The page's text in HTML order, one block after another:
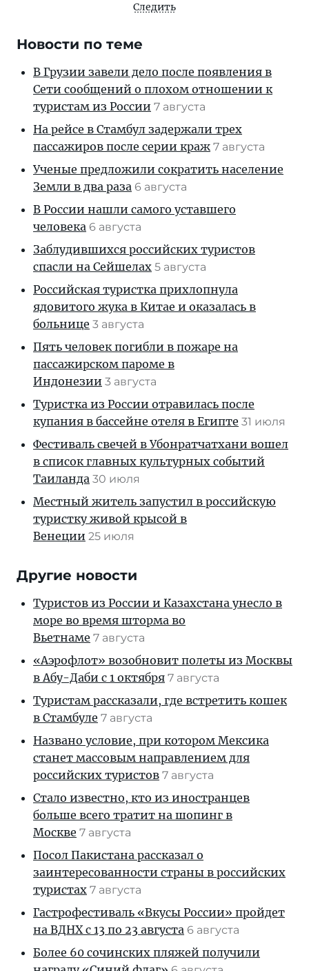
Следить
Новости по теме
В Грузии завели дело после появления в
Сети сообщений о плохом отношении к
туристам из России 7 августа
На рейсе в Стамбул задержали трех
пассажиров после серии краж 7 августа
Ученые предложили сократить население
Земли в два раза 6 августа
В России нашли самого уставшего
человека 6 августа
Заблудившихся российских туристов
спасли на Сейшелах 5 августа
Российская туристка прихлопнула
ядовитого жука в Китае и оказалась в
больнице 3 августа
Пять человек погибли в пожаре на
пассажирском пароме в
Индонезии 3 августа
Туристка из России отравилась после
купания в бассейне отеля в Египте 31 июля
Фестиваль свечей в Убонратчатхани вошел
в список главных культурных событий
Таиланда 30 июля
Местный житель запустил в российскую
туристку живой крысой в
Венеции 25 июля
Другие новости
Туристов из России и Казахстана унесло в
море во время шторма во
Вьетнаме 7 августа
«Аэрофлот» возобновит полеты из Москвы
в Абу-Даби с 1 октября 7 августа
Туристам рассказали, где встретить кошек
в Стамбуле 7 августа
Названо условие, при котором Мексика
станет массовым направлением для
российских туристов 7 августа
Стало известно, кто из иностранцев
больше всего тратит на шопинг в
Москве 7 августа
Посол Пакистана рассказал о
заинтересованности страны в российских
туристах 7 августа
Гастрофестиваль «Вкусы России» пройдет
на ВДНХ с 13 по 23 августа 6 августа
Более 60 сочинских пляжей получили